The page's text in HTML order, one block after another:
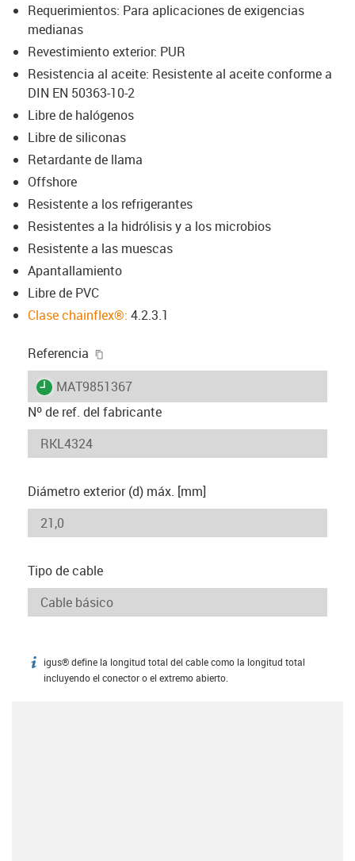
Requerimientos: Para aplicaciones de exigencias
medianas
Revestimiento exterior: PUR
Resistencia al aceite: Resistente al aceite conforme a
DIN EN 50363-10-2
Libre de halógenos
Libre de siliconas
Retardante de llama
Offshore
Resistente a los refrigerantes
Resistentes a la hidrólisis y a los microbios
Resistente a las muescas
Apantallamiento
Libre de PVC
Clase chainflex®: 4.2.3.1
Referencia
igus-icon-lieferzeit
MAT9851367
Nº de ref. del fabricante
Diámetro exterior (d) máx. [mm]
Tipo de cable
igus-icon-info
igus® define la longitud total del cable como la longitud total
incluyendo el conector o el extremo abierto.